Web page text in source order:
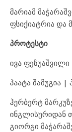
მარიამ
ფსიქიატრია და
პროტესტი
ივა
პაატა შამუგია
ჰერბერტ
ინგლისურიდან
გიორგი